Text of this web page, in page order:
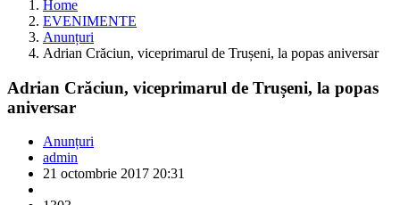
Home
EVENIMENTE
Anunțuri
Adrian Crăciun, viceprimarul de Trușeni, la popas aniversar
Adrian Crăciun, viceprimarul de Trușeni, la popas
aniversar
Anunțuri
admin
21 octombrie 2017 20:31